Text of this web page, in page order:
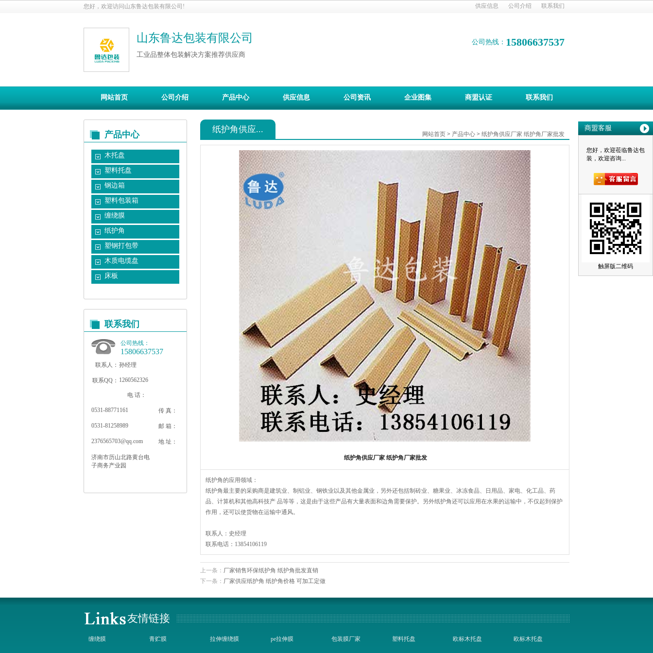
商盟客服
您好，欢迎莅临鲁达包
装，欢迎咨询...
触屏版二维码
您好，欢迎访问山东鲁达包装有限公司! 供应信息 公司介绍 联系我们
山东鲁达包装有限公司
工业品整体包装解决方案推荐供应商
公司热线： 15806637537
网站首页 公司介绍 产品中心 供应信息 公司资讯 企业图集 商盟认证 联系我们
产品中心
木托盘
塑料托盘
钢边箱
塑料包装箱
缠绕膜
纸护角
塑钢打包带
木质电缆盘
床板
联系我们
公司热线：
15806637537
联系人： 孙经理
联系QQ： 1260562326
电 话：
0531-88771161 传 真：
0531-81258989 邮 箱：
2376565703@qq.com 地 址：
济南市历山北路黄台电
子商务产业园
网站首页 > 产品中心 > 纸护角供应厂家 纸护角厂家批发
纸护角供应...
纸护角供应厂家 纸护角厂家批发
纸护角的应用领域：
纸护角最主要的采购商是建筑业、制铝业、钢铁业以及其他金属业，另外还包括制砖业、糖果业、冰冻食品、日用品、家电、化工品、药
品、计算机和其他高科技产 品等等，这是由于这些产品有大量表面和边角需要保护。另外纸护角还可以应用在水果的运输中，不仅起到保护
作用，还可以使货物在运输中通风。
联系人：史经理
联系电话：13854106119
上一条： 厂家销售环保纸护角 纸护角批发直销
下一条： 厂家供应纸护角 纸护角价格 可加工定做
友情链接
缠绕膜 青贮膜 拉伸缠绕膜 pe拉伸膜 包装膜厂家 塑料托盘 欧标木托盘 欧标木托盘